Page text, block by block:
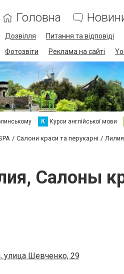
Головна
Дозвілля Питання та відповіді
Фотозвіти
Реклама на сайті
К Курси англійської мови
Салони краси та перукарні
Салоны
улица Шевченко, 29